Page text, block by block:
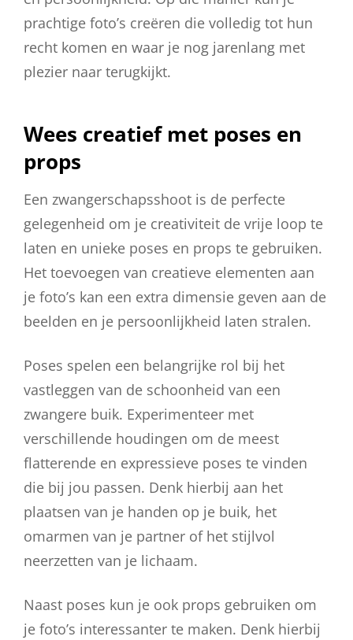
prachtige foto’s creëren die volledig tot hun
recht komen en waar je nog jarenlang met
plezier naar terugkijkt.
Wees creatief met poses en
props
Een zwangerschapsshoot is de perfecte
gelegenheid om je creativiteit de vrije loop te
laten en unieke poses en props te gebruiken.
Het toevoegen van creatieve elementen aan
je foto’s kan een extra dimensie geven aan de
beelden en je persoonlijkheid laten stralen.
Poses spelen een belangrijke rol bij het
vastleggen van de schoonheid van een
zwangere buik. Experimenteer met
verschillende houdingen om de meest
flatterende en expressieve poses te vinden
die bij jou passen. Denk hierbij aan het
plaatsen van je handen op je buik, het
omarmen van je partner of het stijlvol
neerzetten van je lichaam.
Naast poses kun je ook props gebruiken om
je foto’s interessanter te maken. Denk hierbij